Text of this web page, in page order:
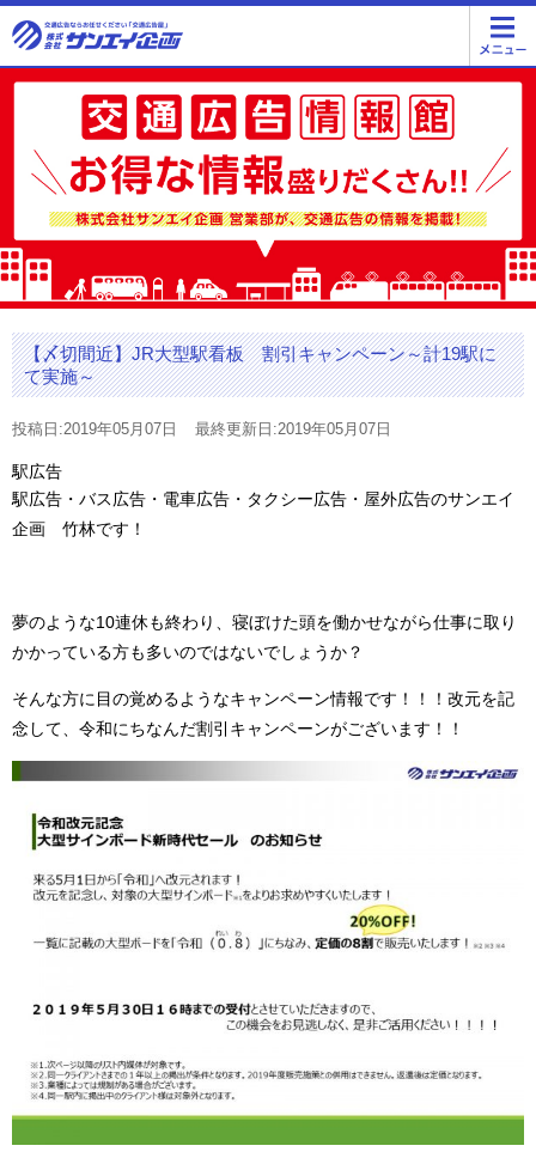
【〆切間近】JR大型駅看板 割引キャンペーン～計19駅に
て実施～
投稿日:2019年05月07日 最終更新日:2019年05月07日
駅広告
駅広告・バス広告・電車広告・タクシー広告・屋外広告のサンエイ
企画 竹林です！
夢のような10連休も終わり、寝ぼけた頭を働かせながら仕事に取り
かかっている方も多いのではないでしょうか？
そんな方に目の覚めるようなキャンペーン情報です！！！改元を記
念して、令和にちなんだ割引キャンペーンがございます！！